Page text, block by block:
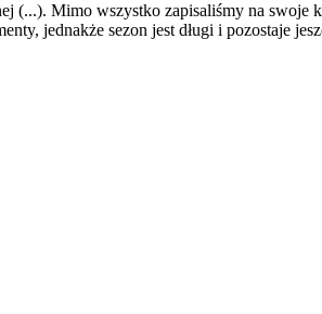
Mimo wszystko zapisaliśmy na swoje
jednakże sezon jest długi i pozostaje